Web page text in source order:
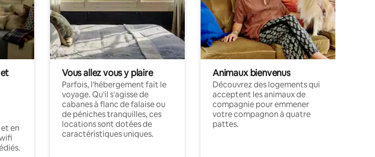
en
Vous allez vous y plaire
Parfois, l'hébergement fait le
voyage. Qu'il s'agisse de
cabanes à flanc de falaise ou
de péniches tranquilles, ces
locations sont dotées de
caractéristiques uniques.
Animaux bienvenus
Découvrez des logements qui
acceptent les animaux de
compagnie pour emmener
votre compagnon à quatre
pattes.